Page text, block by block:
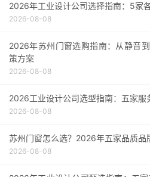
2026年工业设计公司选择指南：5家
2026-08-08
2026年苏州门窗选购指南：从静音
策方案
2026-08-08
2026工业设计公司选型指南：五家服
2026-08-08
苏州门窗怎么选？2026年五家品质品
2026-08-08